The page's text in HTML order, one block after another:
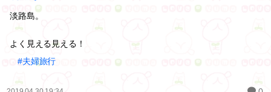
淡路島。
よく見える見える！
#夫婦旅行